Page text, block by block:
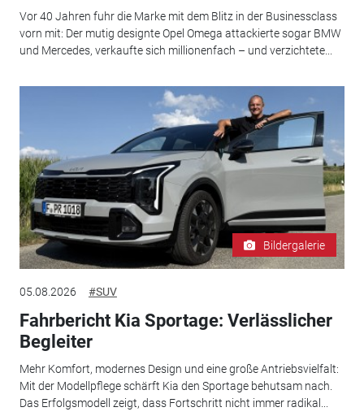
Vor 40 Jahren fuhr die Marke mit dem Blitz in der Businessclass
vorn mit: Der mutig designte Opel Omega attackierte sogar BMW
und Mercedes, verkaufte sich millionenfach – und verzichtete...
Bildergalerie
05.08.2026 #SUV
Fahrbericht Kia Sportage: Verlässlicher
Begleiter
Mehr Komfort, modernes Design und eine große Antriebsvielfalt:
Mit der Modellpflege schärft Kia den Sportage behutsam nach.
Das Erfolgsmodell zeigt, dass Fortschritt nicht immer radikal...